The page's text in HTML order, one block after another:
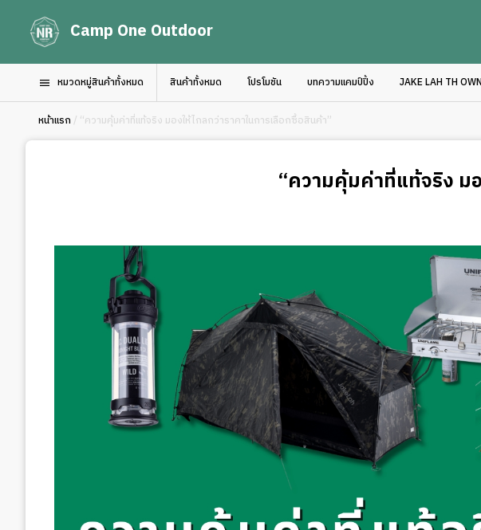
Camp One Outdoor
หมวดหมู่สินค้าทั้งหมด สินค้าทั้งหมด โปรโมชัน บทความแคมป์ปิ้ง JAKE LAH TH
หน้าแรก / “ความคุ้มค่าที่แท้จริง มองให้ไกลกว่าราคาในการเลือกซื้อสินค้า”
“ความคุ้มค่าที่แท้จริง ม